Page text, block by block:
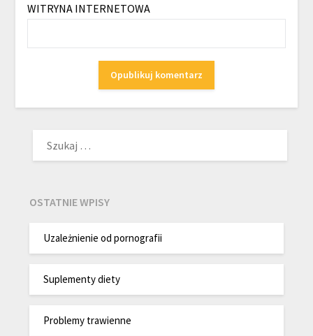
WITRYNA INTERNETOWA
OSTATNIE WPISY
Uzależnienie od pornografii
Suplementy diety
Problemy trawienne